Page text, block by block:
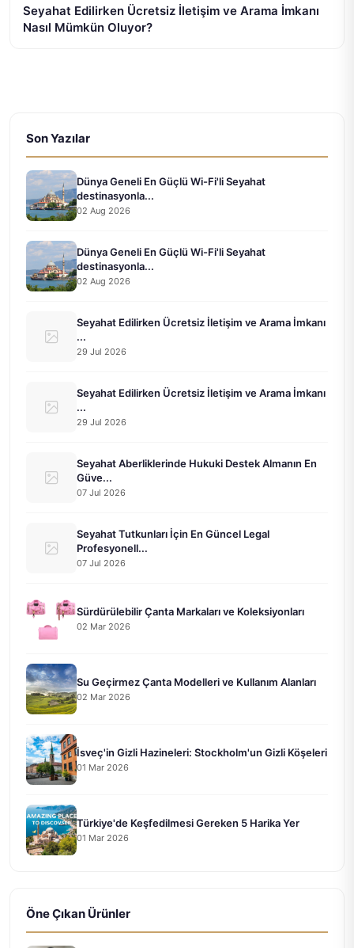
Seyahat Edilirken Ücretsiz İletişim ve Arama İmkanı
Nasıl Mümkün Oluyor?
Son Yazılar
Dünya Geneli En Güçlü Wi-Fi'li Seyahat
destinasyonla...
02 Aug 2026
Dünya Geneli En Güçlü Wi-Fi'li Seyahat
destinasyonla...
02 Aug 2026
Seyahat Edilirken Ücretsiz İletişim ve Arama İmkanı
...
29 Jul 2026
Seyahat Edilirken Ücretsiz İletişim ve Arama İmkanı
...
29 Jul 2026
Seyahat Aberliklerinde Hukuki Destek Almanın En
Güve...
07 Jul 2026
Seyahat Tutkunları İçin En Güncel Legal
Profesyonell...
07 Jul 2026
Sürdürülebilir Çanta Markaları ve Koleksiyonları
02 Mar 2026
Su Geçirmez Çanta Modelleri ve Kullanım Alanları
02 Mar 2026
İsveç'in Gizli Hazineleri: Stockholm'un Gizli Köşeleri
01 Mar 2026
Türkiye'de Keşfedilmesi Gereken 5 Harika Yer
01 Mar 2026
Öne Çıkan Ürünler